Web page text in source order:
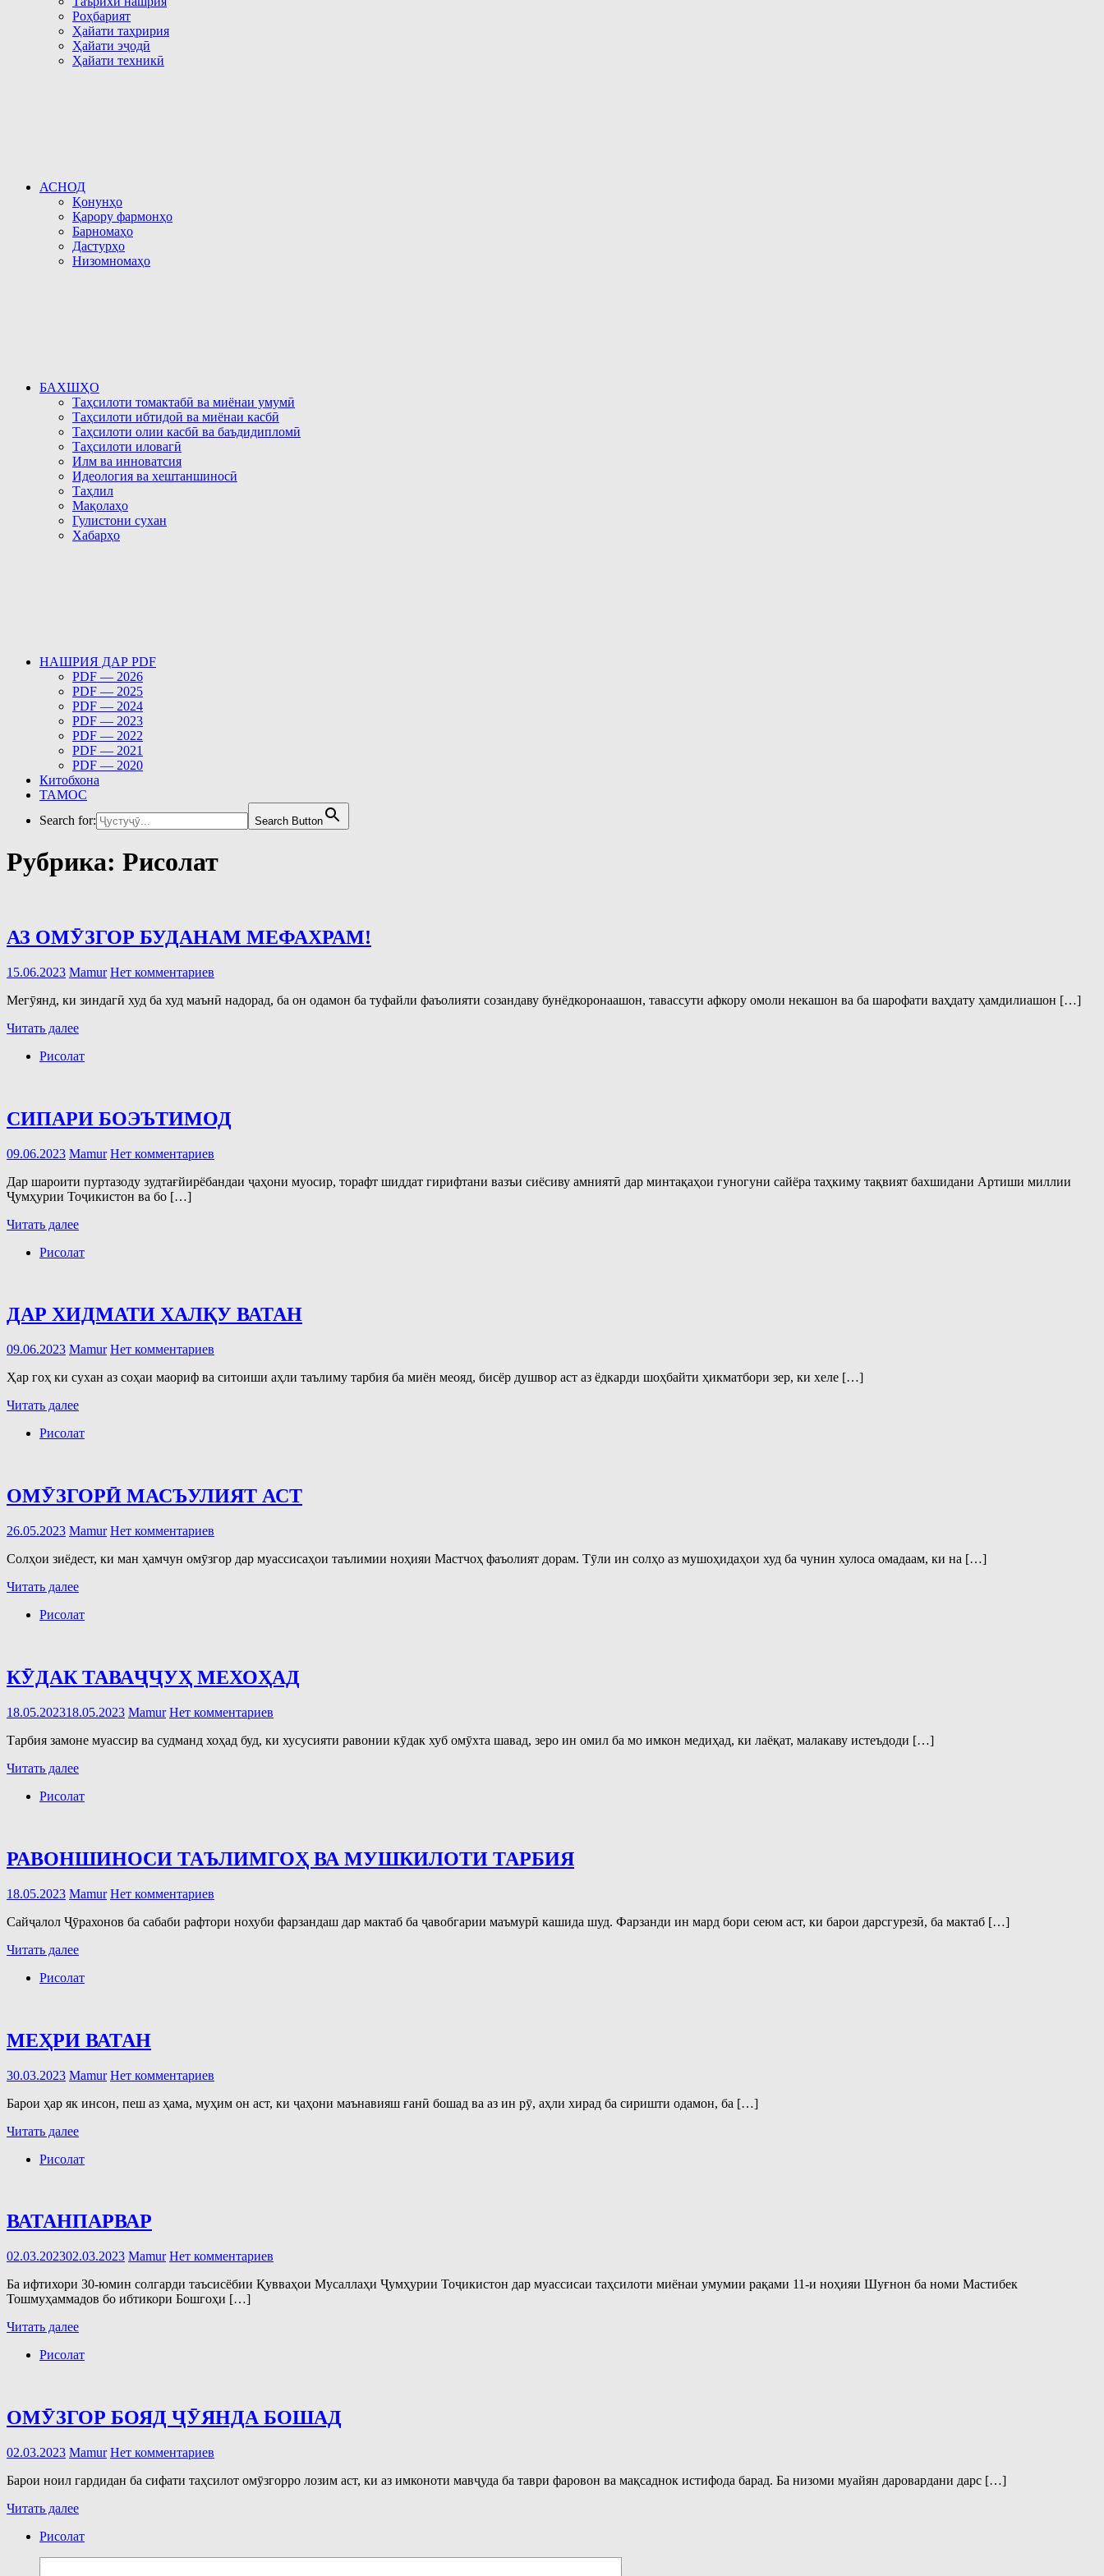
Роҳбарият
Ҳайати таҳририя
Ҳайати эҷодӣ
Ҳайати техникӣ
АСНОД
Қонунҳо
Қарору фармонҳо
Барномаҳо
Дастурҳо
Низомномаҳо
БАХШҲО
Таҳсилоти томактабӣ ва миёнаи умумӣ
Таҳсилоти ибтидоӣ ва миёнаи касбӣ
Таҳсилоти олии касбӣ ва баъдидипломӣ
Таҳсилоти иловагӣ
Илм ва инноватсия
Идеология ва хештаншиносӣ
Таҳлил
Мақолаҳо
Гулистони сухан
Хабарҳо
НАШРИЯ ДАР PDF
PDF — 2026
PDF — 2025
PDF — 2024
PDF — 2023
PDF — 2022
PDF — 2021
PDF — 2020
Китобхона
ТАМОС
Search for:
Search Button
Рубрика: Рисолат
АЗ ОМӮЗГОР БУДАНАМ МЕФАХРАМ!
15.06.2023 Mamur Нет комментариев
Мегӯянд, ки зиндагӣ худ ба худ маънӣ надорад, ба он одамон ба туфайли фаъолияти созандаву бунёдкоронаашон, тавассути афкору омоли некашон ва ба шарофати ваҳдату ҳамдилиашон […]
Читать далее
Рисолат
СИПАРИ БОЭЪТИМОД
09.06.2023 Mamur Нет комментариев
Дар шароити пуртазоду зудтағйирёбандаи ҷаҳони муосир, торафт шиддат гирифтани вазъи сиёсиву амниятӣ дар минтақаҳои гуногуни сайёра таҳкиму тақвият бахшидани Артиши миллии
Ҷумҳурии Тоҷикистон ва бо […]
Читать далее
Рисолат
ДАР ХИДМАТИ ХАЛҚУ ВАТАН
09.06.2023 Mamur Нет комментариев
Ҳар гоҳ ки сухан аз соҳаи маориф ва ситоиши аҳли таълиму тарбия ба миён меояд, бисёр душвор аст аз ёдкарди шоҳбайти ҳикматбори зер, ки хеле […]
Читать далее
Рисолат
ОМӮЗГОРӢ МАСЪУЛИЯТ АСТ
26.05.2023 Mamur Нет комментариев
Солҳои зиёдест, ки ман ҳамчун омӯзгор дар муассисаҳои таълимии ноҳияи Мастчоҳ фаъолият дорам. Тӯли ин солҳо аз мушоҳидаҳои худ ба чунин хулоса омадаам, ки на […]
Читать далее
Рисолат
КӮДАК ТАВАҶҶУҲ МЕХОҲАД
18.05.202318.05.2023 Mamur Нет комментариев
Тарбия замоне муассир ва судманд хоҳад буд, ки хусусияти равонии кӯдак хуб омӯхта шавад, зеро ин омил ба мо имкон медиҳад, ки лаёқат, малакаву истеъдоди […]
Читать далее
Рисолат
РАВОНШИНОСИ ТАЪЛИМГОҲ ВА МУШКИЛОТИ ТАРБИЯ
18.05.2023 Mamur Нет комментариев
Сайҷалол Ҷӯрахонов ба сабаби рафтори нохуби фарзандаш дар мактаб ба ҷавобгарии маъмурӣ кашида шуд. Фарзанди ин мард бори сеюм аст, ки барои дарсгурезӣ, ба мактаб […]
Читать далее
Рисолат
МЕҲРИ ВАТАН
30.03.2023 Mamur Нет комментариев
Барои ҳар як инсон, пеш аз ҳама, муҳим он аст, ки ҷаҳони маънавияш ғанӣ бошад ва аз ин рӯ, аҳли хирад ба сиришти одамон, ба […]
Читать далее
Рисолат
ВАТАНПАРВАР
02.03.202302.03.2023 Mamur Нет комментариев
Ба ифтихори 30-юмин солгарди таъсисёбии Қувваҳои Мусаллаҳи Ҷумҳурии Тоҷикистон дар муассисаи таҳсилоти миёнаи умумии рақами 11-и ноҳияи Шуғнон ба номи Мастибек
Тошмуҳаммадов бо ибтикори Бошгоҳи […]
Читать далее
Рисолат
ОМӮЗГОР БОЯД ҶӮЯНДА БОШАД
02.03.2023 Mamur Нет комментариев
Барои ноил гардидан ба сифати таҳсилот омӯзгорро лозим аст, ки аз имконоти мавҷуда ба таври фаровон ва мақсаднок истифода барад. Ба низоми муайян даровардани дарс […]
Читать далее
Рисолат